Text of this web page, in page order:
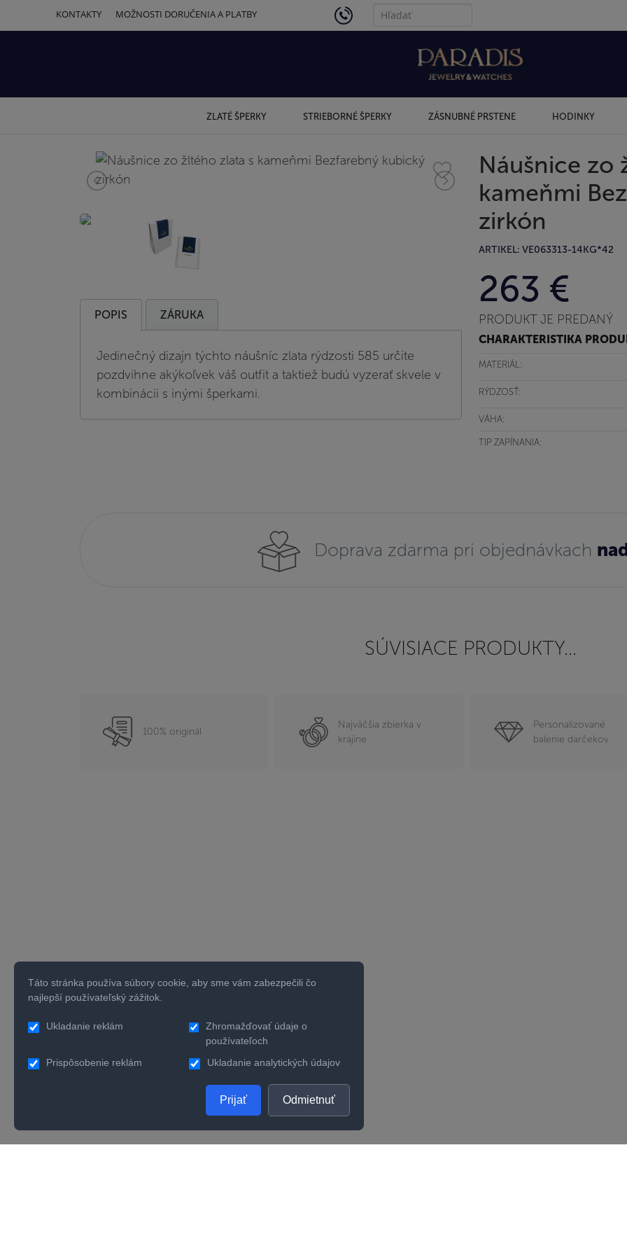
KONTAKTY MOŽNOSTI DORUČENIA A PLATBY 4434
ZLATÉ ŠPERKY STRIEBORNÉ ŠPERKY ZÁSNUBNÉ PRSTENE HODINKY
POPIS ZÁRUKA
Jedinečný dizajn týchto náušníc zlata rýdzosti 585 určite
pozdvihne akýkoľvek váš outfit a taktiež budú vyzerať skvele v
kombinácii s inými šperkami.
Náušnice zo
kameňmi
zirkón
ARTIKEL: VE063313-14KG*42
263 €
PRODUKT JE PREDANÝ
CHARAKTERISTIKA
MATERIÁL:
RÝDZOSŤ:
VÁHA:
TIP ZAPÍNANIA:
Doprava zdarma pri objednávkach
SÚVISIACE PRODUKTY...
100% originál
Najväčšia zbierka v
krajine
Personalizované
balenie darčekov
Táto stránka používa súbory cookie, aby sme vám zabezpečili čo
najlepší používateľský zážitok.
Ukladanie reklám
Zhromažďovať údaje o
používateľoch
Prispôsobenie reklám
Ukladanie analytických údajov
Prijať Odmietnuť